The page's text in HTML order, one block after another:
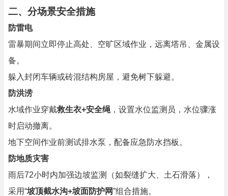
二、分场景安全措施
防雷电
雷暴期间立即停止高处、空旷区域作业，远离塔吊、金属设
备。
躲入封闭车辆或砖混结构房屋，避免树下躲避。
防洪涝
水域作业穿戴救生衣+安全绳 ，设置水位监测员，水位骤涨
时启动撤离。
地下空间作业前测试排水泵，配备应急防水挡板。
防地质灾害
雨后72小时内加强边坡监测（如裂缝扩大、土石滑落），
采用“坡顶截水沟+坡面防护网”组合措施。